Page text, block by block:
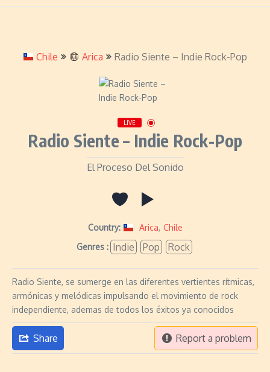
Chile Arica Radio Siente – Indie Rock-Pop
LIVE
Radio Siente – Indie Rock-Pop
El Proceso Del Sonido
Country: Arica, Chile
Genres : Indie Pop Rock
Radio Siente, se sumerge en las diferentes vertientes rítmicas,
armónicas y melódicas impulsando el movimiento de rock
independiente, ademas de todos los éxitos ya conocidos
Share Report a problem